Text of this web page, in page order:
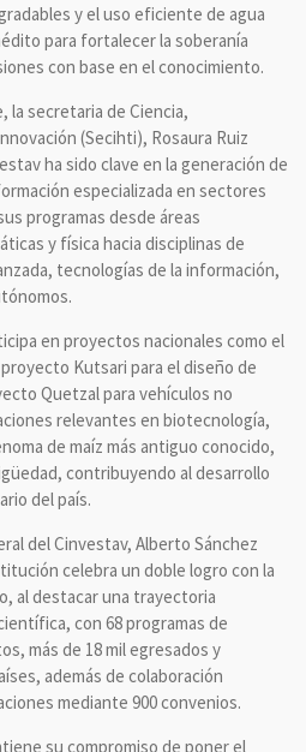
y el uso eficiente de agua
para fortalecer la soberanía
con base en el conocimiento.
la secretaria de Ciencia,
(Secihti), Rosaura Ruiz
ha sido clave en la generación de
especializada en sectores
programas desde áreas
y física hacia disciplinas de
tecnologías de la información,
en proyectos nacionales como el
Kutsari para el diseño de
Quetzal para vehículos no
relevantes en biotecnología,
de maíz más antiguo conocido,
contribuyendo al desarrollo
del país.
del Cinvestav, Alberto Sánchez
celebra un doble logro con la
al destacar una trayectoria
con 68 programas de
más de 18 mil egresados y
además de colaboración
mediante 900 convenios.
su compromiso de poner el